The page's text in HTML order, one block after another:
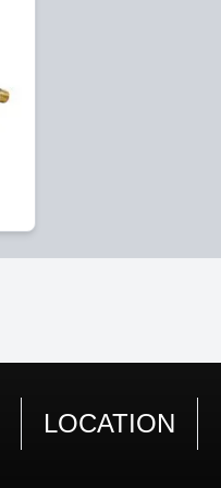
LOCATION